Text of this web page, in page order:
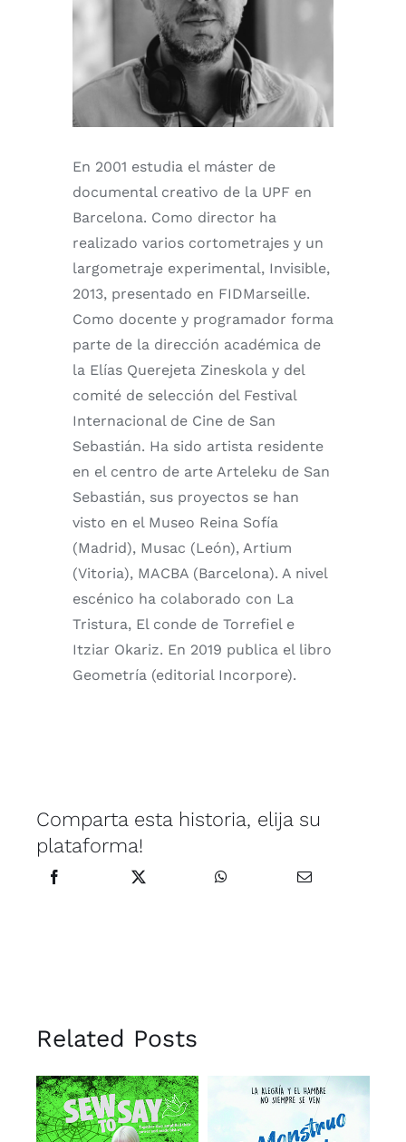
En 2001 estudia el máster de
documental creativo de la UPF en
Barcelona. Como director ha
realizado varios cortometrajes y un
largometraje experimental, Invisible,
2013, presentado en FIDMarseille.
Como docente y programador forma
parte de la dirección académica de
la Elías Querejeta Zineskola y del
comité de selección del Festival
Internacional de Cine de San
Sebastián. Ha sido artista residente
en el centro de arte Arteleku de San
Sebastián, sus proyectos se han
visto en el Museo Reina Sofía
(Madrid), Musac (León), Artium
(Vitoria), MACBA (Barcelona). A nivel
escénico ha colaborado con La
Tristura, El conde de Torrefiel e
Itziar Okariz. En 2019 publica el libro
Geometría (editorial Incorpore).
Comparta esta historia, elija su
plataforma!
Related Posts